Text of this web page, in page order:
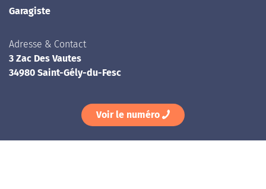
Garagiste
Adresse & Contact
3 Zac Des Vautes
34980 Saint-Gély-du-Fesc
Voir le numéro